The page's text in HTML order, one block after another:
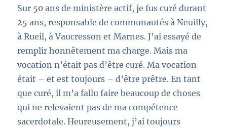
Sur 50 ans de ministère actif, je fus curé durant
25 ans, responsable de communautés à Neuilly,
à Rueil, à Vaucresson et Marnes. J’ai essayé de
remplir honnêtement ma charge. Mais ma
vocation n’était pas d’être curé. Ma vocation
était – et est toujours – d’être prêtre. En tant
que curé, il m’a fallu faire beaucoup de choses
qui ne relevaient pas de ma compétence
sacerdotale. Heureusement, j’ai toujours